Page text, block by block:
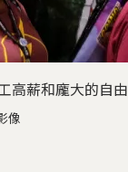
高薪和龐大的自
像